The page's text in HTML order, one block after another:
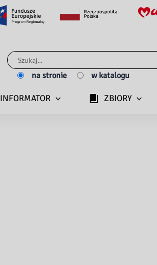
Szukaj
dla:
na stronie w katalogu
INFORMATOR ZBIORY